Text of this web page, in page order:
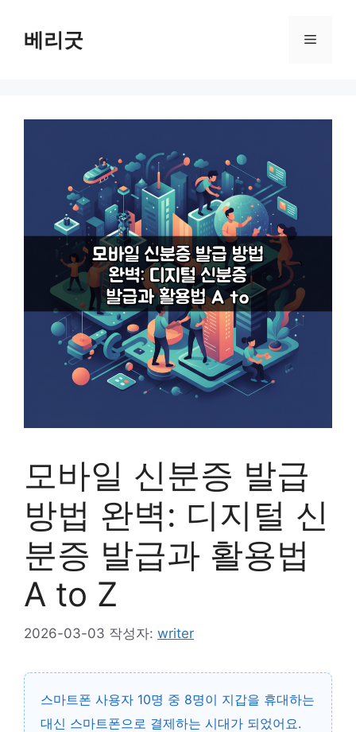
베리굿 메
모바일 신분증 발급
방법 완벽: 디지털 신
분증 발급과 활용법
A to Z
2026-03-03 작성자: writer
스마트폰 사용자 10명 중 8명이 지갑을 휴대하는
대신 스마트폰으로 결제하는 시대가 되었어요.